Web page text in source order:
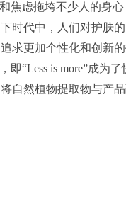
焦虑拖垮不少人的身
时代中，人们对护肤
求更加个性化和创新
“Less is more”成为
自然植物提取物与产